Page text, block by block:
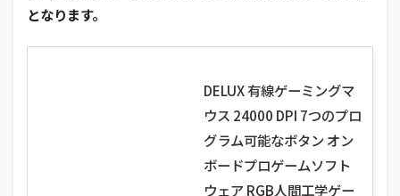
となります。
DELUX 有線ゲーミングマ
ウス 24000 DPI 7つのプロ
グラム可能なボタン オン
ボードプロゲームソフト
ウェア RGB人間工学ゲー